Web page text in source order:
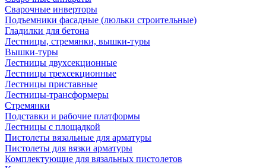
Сварочные инверторы
Подъемники фасадные (люльки строительные)
Гладилки для бетона
Лестницы, стремянки, вышки-туры
Вышки-туры
Лестницы двухсекционные
Лестницы трехсекционные
Лестницы приставные
Лестницы-трансформеры
Стремянки
Подставки и рабочие платформы
Лестницы с площадкой
Пистолеты вязальные для арматуры
Пистолеты для вязки арматуры
Комплектующие для вязальных пистолетов